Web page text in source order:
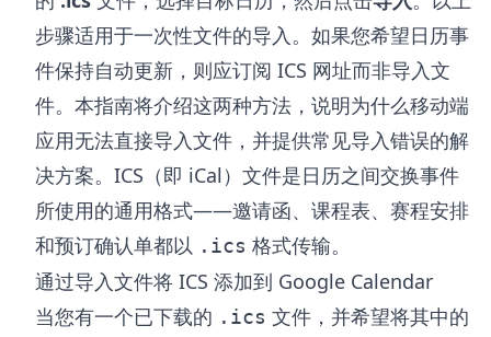
步骤适用于一次性文件的导入。如果您希望日历事
件保持自动更新，则应订阅 ICS 网址而非导入文
件。本指南将介绍这两种方法，说明为什么移动端
应用无法直接导入文件，并提供常见导入错误的解
决方案。ICS（即 iCal）文件是日历之间交换事件
所使用的通用格式——邀请函、课程表、赛程安排
和预订确认单都以 .ics 格式传输。
通过导入文件将 ICS 添加到 Google Calendar
当您有一个已下载的 .ics 文件，并希望将其中的